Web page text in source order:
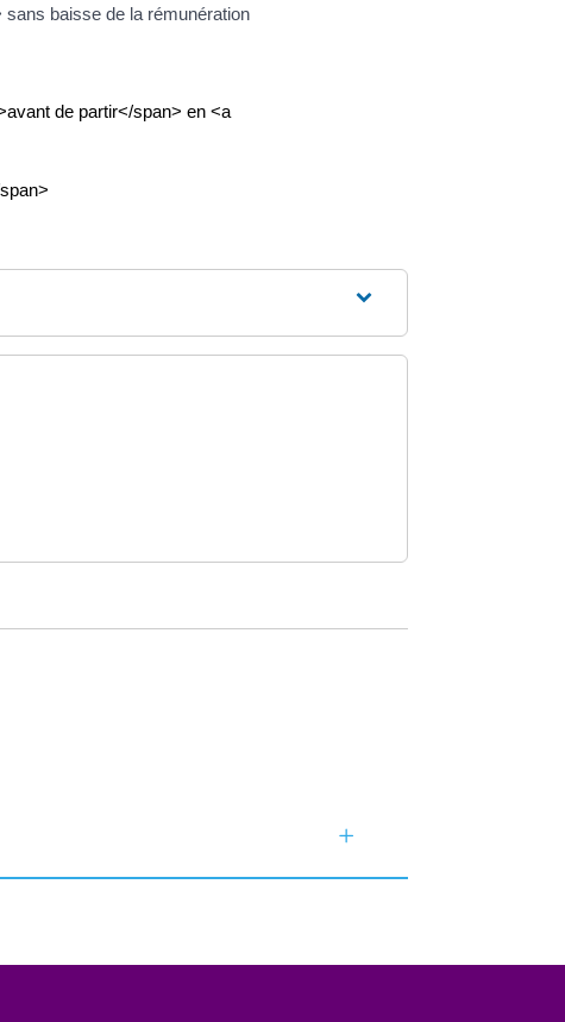
baisse de la rémunération
de partir</span> en <a